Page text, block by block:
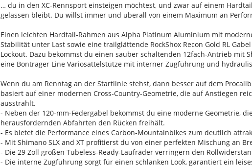
… du in den XC-Rennsport einsteigen möchtest, und zwar auf einem
gelassen bleibt. Du willst immer und überall von einem Maximum an
Einen leichten Hardtail-Rahmen aus Alpha Platinum Aluminium mit
Stabilität unter Last sowie eine trailglättende RockShox Recon Gold RL
Lockout. Dazu bekommst du einen sauber schaltenden 12fach-Antrieb mit
eine Bontrager Line Variosattelstütze mit interner Zugführung und
Wenn du am Renntag an der Startlinie stehst, dann besser auf dem
basiert auf einer modernen Cross-Country-Geometrie, die auf Anstiegen
ausstrahlt.
- Neben der 120-mm-Federgabel bekommst du eine moderne Geometrie,
herausfordernden Abfahrten den Rücken freihält.
- Es bietet die Performance eines Carbon-Mountainbikes zum deutlich
- Mit Shimano SLX and XT profitierst du von einer perfekten Mischung an
- Die 29 Zoll großen Tubeless-Ready-Laufräder verringern den
- Die interne Zugführung sorgt für einen schlanken Look, garantiert ein